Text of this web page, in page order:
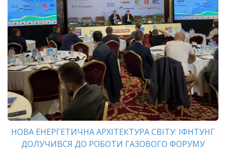
НОВА ЕНЕРГЕТИЧНА АРХІТЕКТУРА СВІТУ: ІФНТУНГ
ДОЛУЧИВСЯ ДО РОБОТИ ГАЗОВОГО ФОРУМУ